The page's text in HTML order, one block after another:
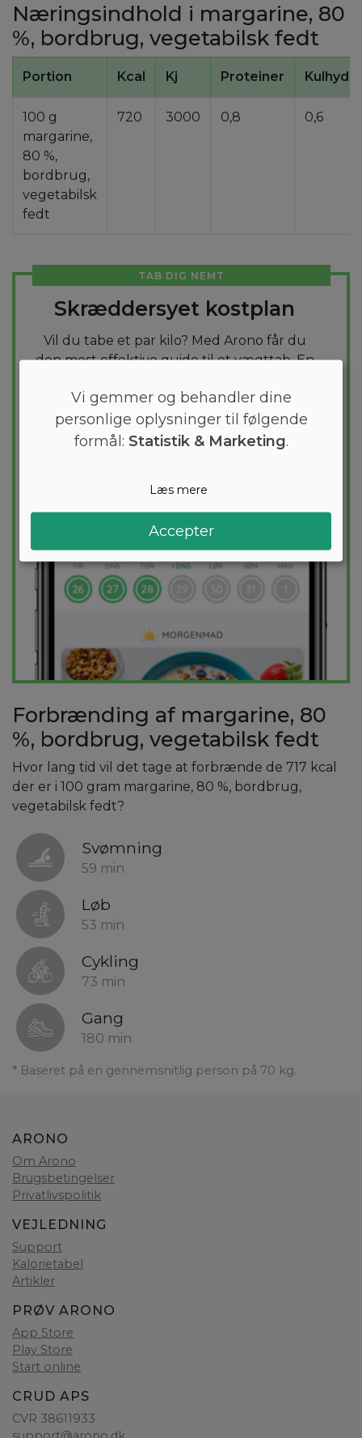
Næringsindhold i margarine, 80
%, bordbrug, vegetabilsk fedt
Portion Kcal Kj Proteiner
100 g
margarine,
80 %,
bordbrug,
vegetabilsk
fedt
720 3000 0,8 0,6
TAB DIG NEMT
Skræddersyet kostplan
Vil du tabe et par kilo? Med Arono får du
den mest effektive guide til et vægttab. En
sunde opskrifter sikrer at du hver dag
holder dig indenfor dit kaloriemål.
Forbrænding af margarine, 80
%, bordbrug, vegetabilsk fedt
Hvor lang tid vil det tage at forbrænde de 717 kcal
der er i 100 gram margarine, 80 %, bordbrug,
vegetabilsk fedt?
Svømning
59 min
Løb
53 min
Cykling
73 min
Gang
180 min
* Baseret på en gennemsnitlig person på 70 kg.
ARONO
Om Arono
Brugsbetingelser
Privatlivspolitik
VEJLEDNING
Support
Kalorietabel
Artikler
PRØV ARONO
App Store
Play Store
Start online
CRUD APS
CVR 38611933
Vi gemmer og behandler dine
personlige oplysninger til følgende
formål: Statistik & Marketing.
Læs mere
Accepter